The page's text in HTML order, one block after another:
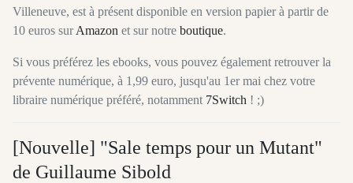
Villeneuve, est à présent disponible en version papier à partir de
10 euros surAmazon et sur notre boutique.
Si vous préférez les ebooks, vous pouvez également retrouver la
prévente numérique, à 1,99 euro, jusqu'au 1er mai chez votre
libraire numérique préféré, notamment 7Switch ! ;)
[Nouvelle] "Sale temps pour un Mutant"
de Guillaume Sibold